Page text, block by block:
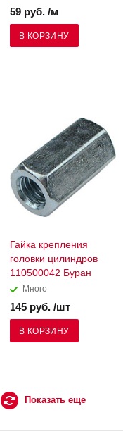
59 руб. /м
В КОРЗИНУ
Гайка крепления
головки цилиндров
110500042 Буран
Много
145 руб. /шт
В КОРЗИНУ
Показать еще